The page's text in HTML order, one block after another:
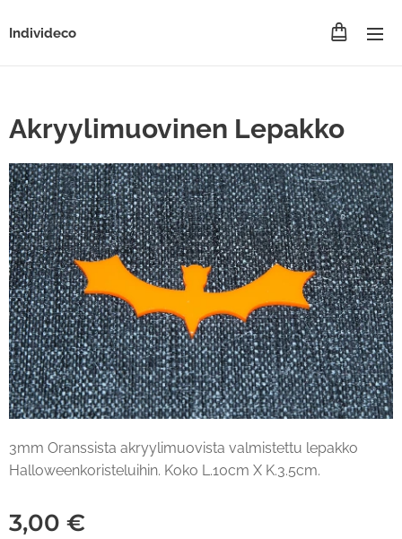
Individeco
Akryylimuovinen Lepakko
3mm Oranssista akryylimuovista valmistettu lepakko
Halloweenkoristeluihin. Koko L.10cm X K.3.5cm.
3,00 €